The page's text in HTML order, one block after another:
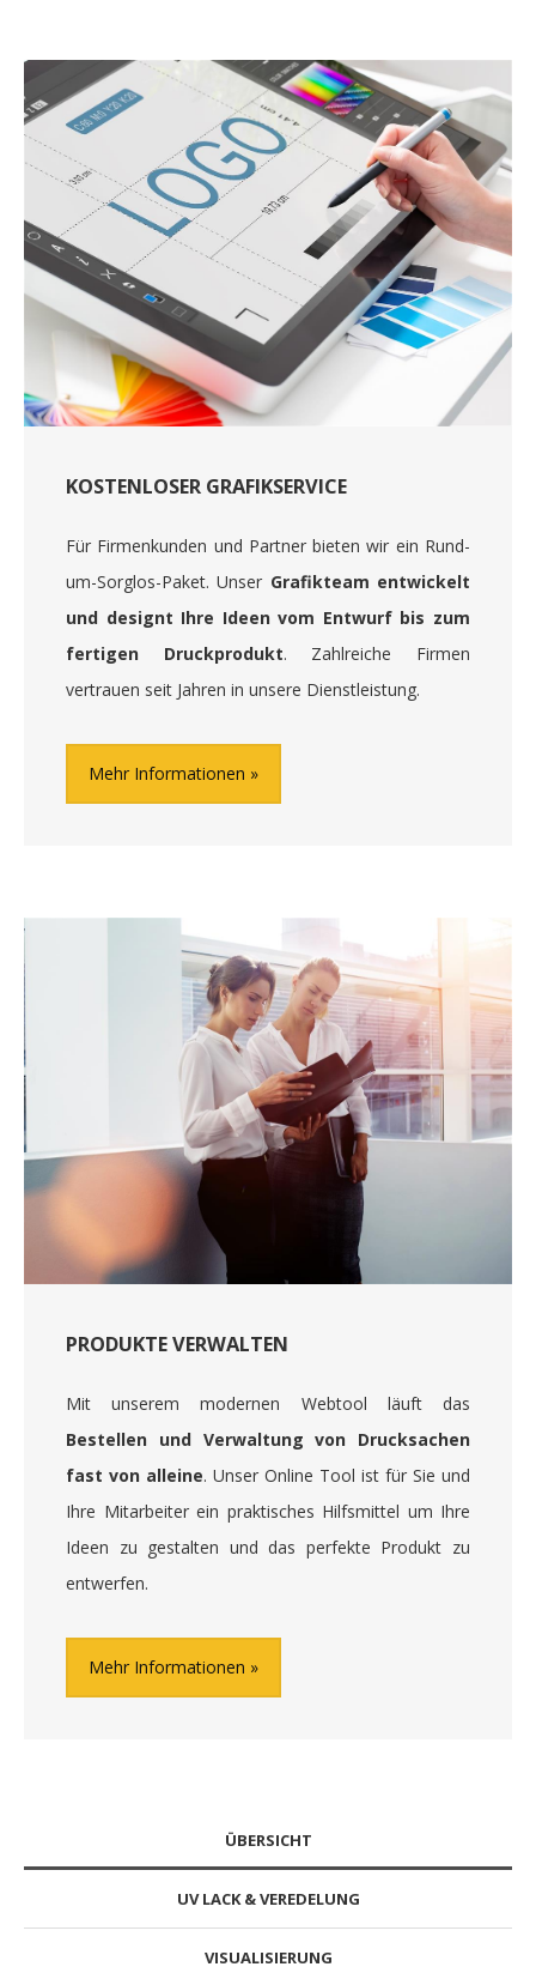
KOSTENLOSER GRAFIKSERVICE
Für Firmenkunden und Partner bieten wir ein Rund-
um-Sorglos-Paket. Unser Grafikteam entwickelt
und designt Ihre Ideen vom Entwurf bis zum
fertigen Druckprodukt. Zahlreiche Firmen
vertrauen seit Jahren in unsere Dienstleistung.
Mehr Informationen
PRODUKTE VERWALTEN
Mit unserem modernen Webtool läuft das
Bestellen und Verwaltung von Drucksachen
fast von alleine. Unser Online Tool ist für Sie und
Ihre Mitarbeiter ein praktisches Hilfsmittel um Ihre
Ideen zu gestalten und das perfekte Produkt zu
entwerfen.
Mehr Informationen
ÜBERSICHT
UV LACK & VEREDELUNG
VISUALISIERUNG